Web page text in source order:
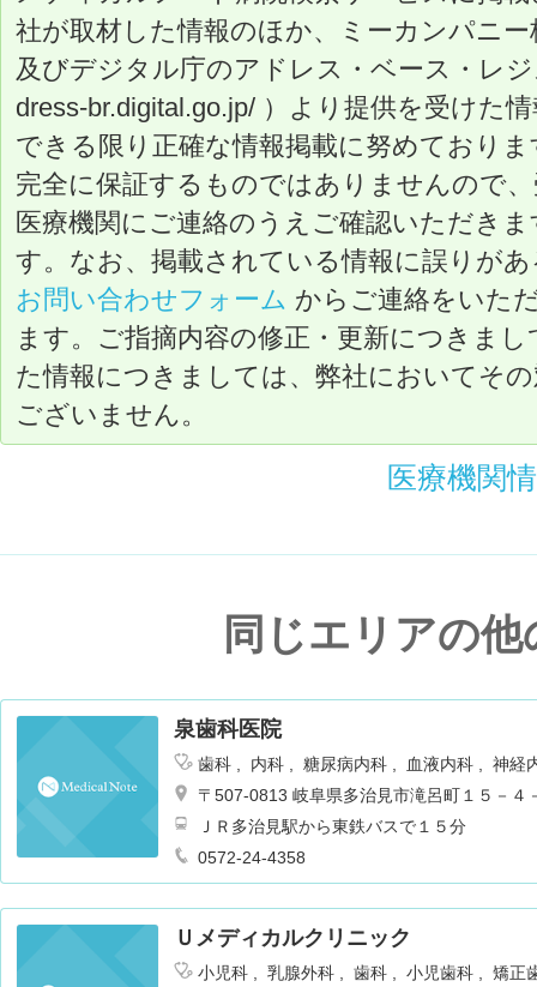
社が取材した情報のほか、ミーカンパニ
及びデジタル庁のアドレス・ベース・レ
dress-br.digital.go.jp/ ）より提供を受けた
できる限り正確な情報掲載に努めており
完全に保証するものではありませんので
医療機関にご連絡のうえご確認いただき
す。なお、掲載されている情報に誤りが
お問い合わせフォーム からご連絡をいた
ます。ご指摘内容の修正・更新につきま
た情報につきましては、弊社においてそ
ございません。
医療機関
同じエリアの他
泉歯科医院
歯科 内科 糖尿病内科 血液内科
神経
眼科
皮膚科 耳鼻咽喉科
呼吸器内科
リウマチ科
消化器科
腎臓内科・外科
科
脳神経外科 麻酔科 小児科
〒507-0813 岐阜県多治見市滝呂町１５－４
ＪＲ多治見駅から東鉄バスで１５分
0572-24-4358
Ｕメディカルクリニック
小児科 乳腺外科 歯科 小児歯科
矯正